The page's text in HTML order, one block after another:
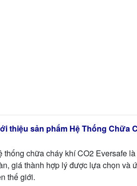
thiệu sản phẩm Hệ Thống Chữa
thống chữa cháy khí CO2 Eversafe
giá thành hợp lý được lựa chọn và
thế giới.